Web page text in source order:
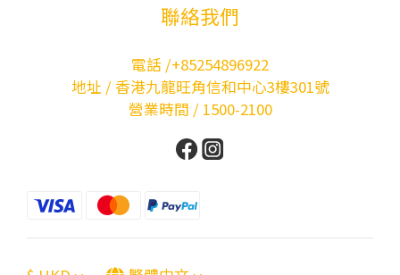
聯絡我們
電話 /+85254896922
地址 / 香港九龍旺角信和中心3樓301號
營業時間 / 1500-2100